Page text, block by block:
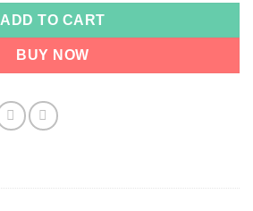
ADD TO CART
BUY NOW